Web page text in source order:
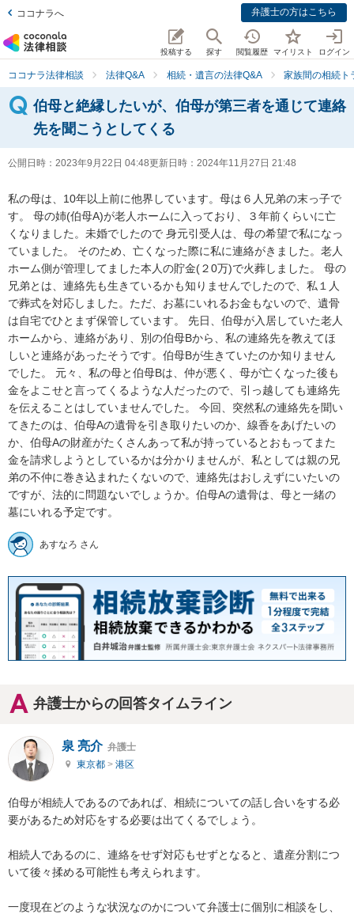
ココナラへ 弁護士の方はこちら
投稿する 探す 閲覧履歴 マイリスト ログイン
ココナラ法律相談 法律Q&A 相続・遺言の法律Q&A 家族間の相続ト
伯母と絶縁したいが、伯母が第三者を通じて連絡
先を聞こうとしてくる
公開日時： 2023年9月22日 04:48更新日時： 2024年11月27日 21:48
私の母は、10年以上前に他界しています。母は６人兄弟の末っ子で
す。 母の姉(伯母A)が老人ホームに入っており、３年前くらいに亡
くなりました。未婚でしたので 身元引受人は、母の希望で私になっ
ていました。 そのため、亡くなった際に私に連絡がきました。老人
ホーム側が管理してました本人の貯金(２0万)で火葬しました。 母の
兄弟とは、連絡先も生きているかも知りませんでしたので、私１人
で葬式を対応しました。ただ、お墓にいれるお金もないので、遺骨
は自宅でひとまず保管しています。 先日、伯母が入居していた老人
ホームから、連絡があり、別の伯母Bから、私の連絡先を教えてほ
しいと連絡があったそうです。伯母Bが生きていたのか知りません
でした。 元々、私の母と伯母Bは、仲が悪く、母が亡くなった後も
金をよこせと言ってくるような人だったので、引っ越しても連絡先
を伝えることはしていませんでした。 今回、突然私の連絡先を聞い
てきたのは、伯母Aの遺骨を引き取りたいのか、線香をあげたいの
か、伯母Aの財産がたくさんあって私が持っているとおもってまた
金を請求しようとしているかは分かりませんが、私としては親の兄
弟の不仲に巻き込まれたくないので、連絡先はおしえずにいたいの
ですが、法的に問題ないでしょうか。伯母Aの遺骨は、母と一緒の
墓にいれる予定です。
あすなろ さん
弁護士からの回答タイムライン
泉 亮介 弁護士
東京都 > 港区
伯母が相続人であるのであれば、相続についての話し合いをする必
要があるため対応をする必要は出てくるでしょう。
相続人であるのに、連絡をせず対応もせずとなると、遺産分割につ
いて後々揉める可能性も考えられます。
一度現在どのような状況なのかについて弁護士に個別に相談をし、